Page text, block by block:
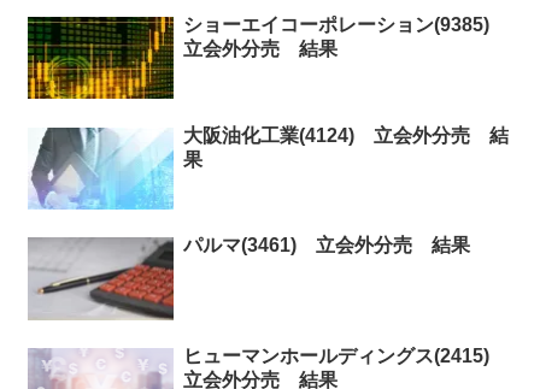
ショーエイコーポレーション(9385)
立会外分売 結果
大阪油化工業(4124) 立会外分売 結
果
パルマ(3461) 立会外分売 結果
ヒューマンホールディングス(2415)
立会外分売 結果